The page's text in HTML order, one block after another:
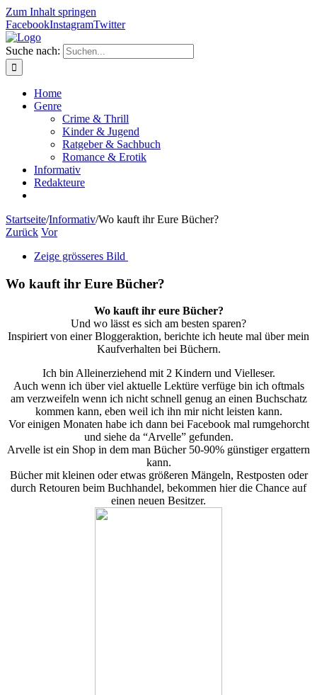
Zum Inhalt springen
FacebookInstagramTwitter
Suche nach:
Home
Genre
Crime & Thrill
Kinder & Jugend
Ratgeber & Sachbuch
Romance & Erotik
Informativ
Redakteure
Startseite/Informativ/Wo kauft ihr Eure Bücher?
Zurück Vor
Zeige grösseres Bild
Wo kauft ihr Eure Bücher?
Wo kauft ihr eure Bücher?
Und wo lässt es sich am besten sparen?
Inspiriert von einer Bloggeraktion, berichte ich heute mal über mein
Kaufverhalten bei Büchern.
Ich bin Alleinerziehend mit 2 Kindern und Vielleser.
Auch wenn ich über viel aktuelle Lektüre verfüge bin ich oftmals
am verzweifeln wenn ich nicht schnell genug an einen Buchschatz
kommen kann, eben weil ich ihn mir nicht leisten kann.
Vor einigen Monaten habe ich dann bei Facebook mal rumgehorcht
und siehe da “Arvelle” gefunden.
Arvelle ist ein Shop in dem man Bücher 50-90% günstiger ergattern
kann.
Bücher mit kleinen oder etwas größeren Mängeln, Restposten oder
durch Retouren beim Buchhandel, bekommen hier die Chance auf
einen neuen Besitzer.